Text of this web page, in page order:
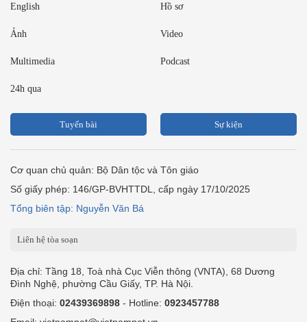
English Hồ sơ
Ảnh Video
Multimedia Podcast
24h qua
Tuyến bài Sự kiện
Cơ quan chủ quản: Bộ Dân tộc và Tôn giáo
Số giấy phép: 146/GP-BVHTTDL, cấp ngày 17/10/2025
Tổng biên tập: Nguyễn Văn Bá
Liên hệ tòa soạn
Địa chỉ: Tầng 18, Toà nhà Cục Viễn thông (VNTA), 68 Dương
Đình Nghệ, phường Cầu Giấy, TP. Hà Nội.
Điện thoại: 02439369898 - Hotline: 0923457788